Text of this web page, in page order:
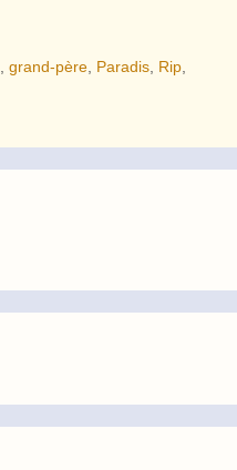
,grand-père Paradis Rip